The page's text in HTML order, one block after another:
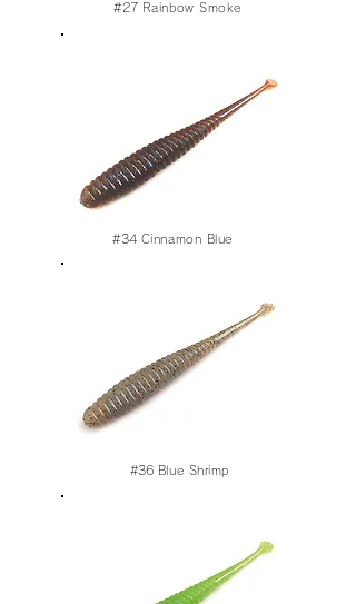
#27 Rainbow Smoke
#34 Cinnamon Blue
#36 Blue Shrimp